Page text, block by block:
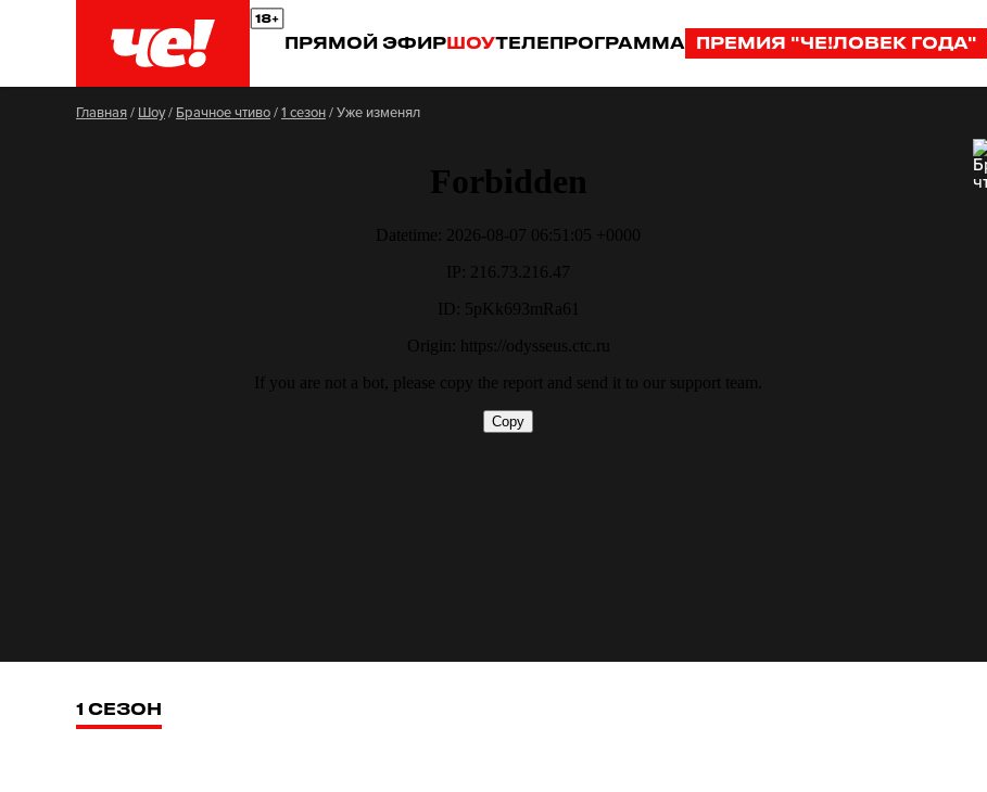
ПРЯМОЙ ЭФИРШОУТЕЛЕПРОГРАММА ПРЕМИЯ "ЧЕ!ЛОВЕК ГОДА"
Главная/ Шоу/ Брачное чтиво/1 сезон/Уже изменял
1 СЕЗОН